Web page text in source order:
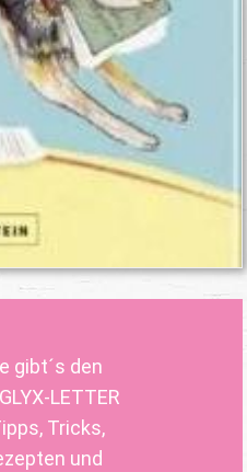
gibt´s den
LETTER
Tricks,
und